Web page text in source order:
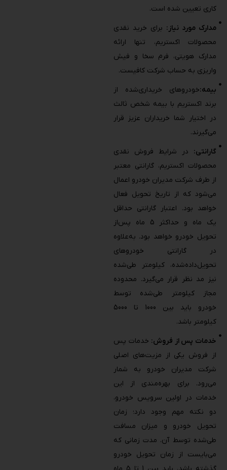
کاری تعیین شده است.
مدارک مورد نیاز: برای خرید نقدی
محصولات اکستریم، تنها ارائه
مدارک هویتی، فرم سخا و فیش
واریزی به حساب شرکت کافیست.
بیمه:خودروهای خریداری‌شده از
برند اکستریم با بیمه شخص ثالث
در اختیار شما خریداران عزیز قرار
می‌گیرند.
گارانتی: در شرایط فروش نقدی
محصولات اکستریم، گارانتی معتبر
از طرف شرکت مدیران خودرو اعمال
می‌شود که از تاریخ تحویل فعال
خواهد بود. اعتبار گارانتی حداقل
یک ماه و حداکثر 5 ماه پس‌از
تحویل خودرو خواهد بود. به‌علاوه
در گارانتی خودروهای
تحویل‌داده‌شده، کیلومتر طی‌شده
نیز مد نظر قرار می‌گیرد. محدوده
مجاز کیلومتر طی‌شده توسط
خودرو باید بین 1000 تا 5000
کیلومتر باشد.
خدمات پس‌‌ از فروش: خدمات پس
‌از فروش یکی از مزیت‌های اصلی
شرکت مدیران خودرو به شمار
می‌رود. برای بهره‌مندی از این
خدمات در اولین سرویس خودرو،
دو نکته مهم وجود دارد؛ زمان
تحویل خودرو و میزان مسافت
طی‌شده توسط آن. مدت زمانی که
می‌بایست از زمان تحویل خودرو